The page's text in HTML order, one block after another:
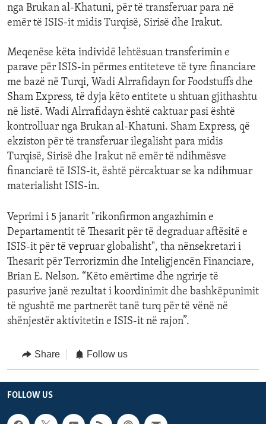
nga Brukan al-Khatuni, për të transferuar para në
emër të ISIS-it midis Turqisë, Sirisë dhe Irakut.
Meqenëse këta individë lehtësuan transferimin e
parave për ISIS-in përmes entiteteve të tyre financiare
me bazë në Turqi, Wadi Alrrafidayn for Foodstuffs dhe
Sham Express, të dyja këto entitete u shtuan gjithashtu
në listë. Wadi Alrrafidayn është caktuar pasi është
kontrolluar nga Brukan al-Khatuni. Sham Express, që
ekziston për të transferuar ilegalisht para midis
Turqisë, Sirisë dhe Irakut në emër të ndihmësve
financiarë të ISIS-it, është përcaktuar se ka ndihmuar
materialisht ISIS-in.
Veprimi i 5 janarit "rikonfirmon angazhimin e
Departamentit të Thesarit për të degraduar aftësitë e
ISIS-it për të vepruar globalisht", tha nënsekretari i
Thesarit për Terrorizmin dhe Inteligjencën Financiare,
Brian E. Nelson. “Këto emërtime dhe ngrirje të
pasurive janë rezultat i koordinimit dhe bashkëpunimit
të ngushtë me partnerët tanë turq për të vënë në
shënjestër aktivitetin e ISIS-it në rajon”.
Share Follow us
FOLLOW US